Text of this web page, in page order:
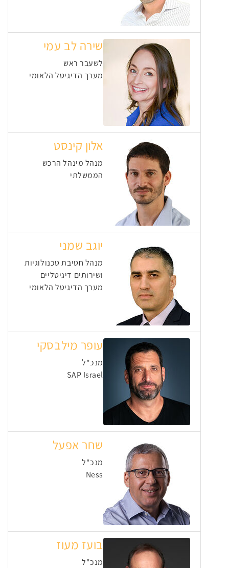
שירה לב עמי
לשעבר ראש
מערך הדיגיטל הלאומי
אלון קינסט
מנהל מינהל הרכש
הממשלתי
יוגב שמני
מנהל חטיבת טכנולוגיות
ושירותים דיגיטליים
מערך הדיגיטל הלאומי
עופר מילבסקי
מנכ"ל
SAP Israel
שחר אפעל
מנכ"ל
Ness
בועז מעוז
מנכ"ל